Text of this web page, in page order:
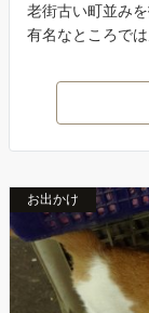
老街古い町並み
有名なところで
お出かけ